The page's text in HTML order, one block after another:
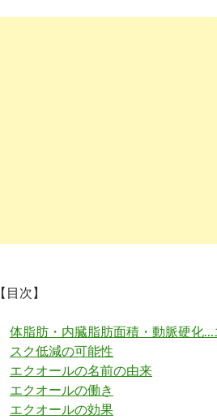
【目次】
体脂肪・内臓脂肪面積・動脈硬化…
スク低減の可能性
エクオールの名前の由来
エクオールの働き
エクオールの効果